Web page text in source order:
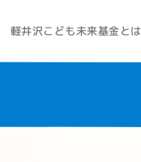
軽井沢こども未来基金とは